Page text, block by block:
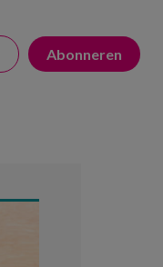
Abonneren